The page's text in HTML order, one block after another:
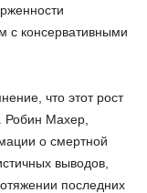
с консервативными
что этот рост
Робин Махер,
о смертной
выводов,
последних